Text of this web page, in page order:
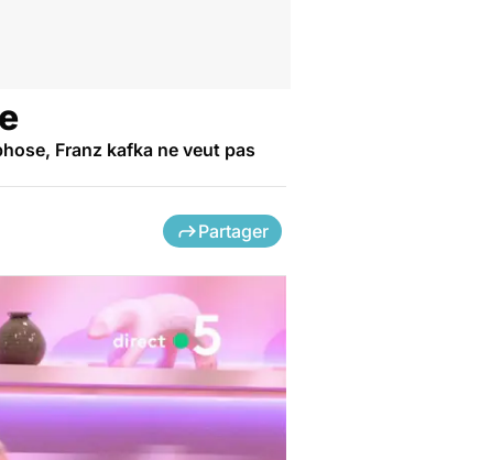
Franz kafka ne veut pas
Partager